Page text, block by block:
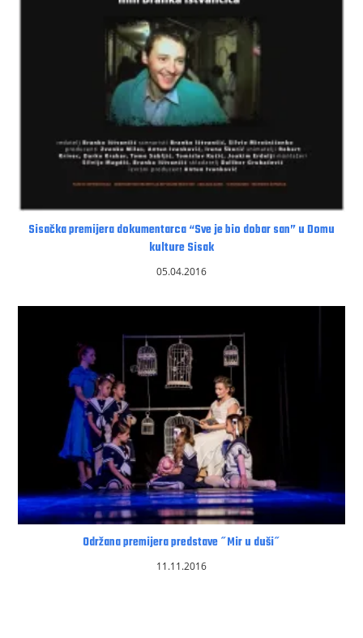
Sisačka premijera dokumentarca “Sve je bio dobar san” u Domu
kulture Sisak
05.04.2016
Održana premijera predstave ˝Mir u duši˝
11.11.2016